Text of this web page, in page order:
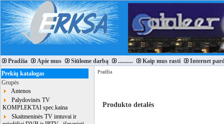
Pradžia Apie mus Siūlome darbą .......... Kaip mus rasti
Internet
Prekių katalogas
Grupės
Antenos
Palydovinės TV
KOMPLEKTAI spec.kaina
Skaitmeninės TV imtuvai ir
Pradžia
Produkto detalės